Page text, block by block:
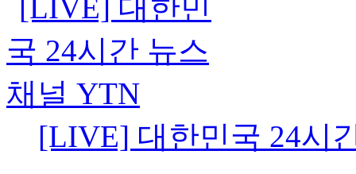
[LIVE] 대한민국 24시